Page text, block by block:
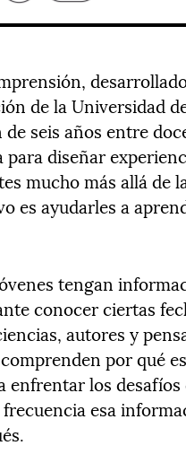
de la Universidad
seis años entre
diseñar
mucho más allá de
es ayudarles a
tengan
conocer ciertas
autores y
por qué
enfrentar los
esa